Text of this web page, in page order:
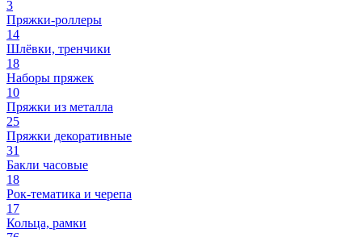
3
Пряжки-роллеры
14
Шлёвки, тренчики
18
Наборы пряжек
10
Пряжки из металла
25
Пряжки декоративные
31
Бакли часовые
18
Рок-тематика и черепа
17
Кольца, рамки